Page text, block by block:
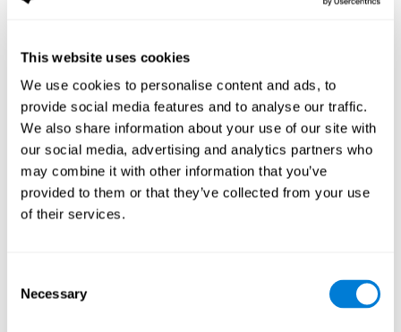
This website uses cookies
We use cookies to personalise content and ads, to
provide social media features and to analyse our traffic.
We also share information about your use of our site with
our social media, advertising and analytics partners who
may combine it with other information that you’ve
provided to them or that they’ve collected from your use
of their services.
Selection
Necessary
Mémoire
Capacité de retenir ou manipuler de nouvelles informations et de
Mémoire à Court-terme
Mémoire à court terme et dyslexie. Cette capacité
dyslexiques. La mémoire à court terme est la capacité de
maintenir une petite quantité d’information durant une
courte période de temps, comme lorsque nous retenons
l’information qui arrive à notre ouïe.